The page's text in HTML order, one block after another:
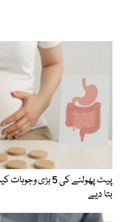
پیٹ پھولنے کی 5
بتا دیے